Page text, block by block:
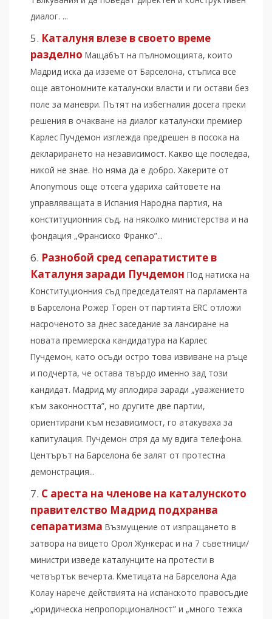
диалог. ...
Каталуня влезе в своето време
разделно Мащабът на пълномощията, които
Мадрид иска да изземе от Барселона, стъписа все
още автономните каталунски власти и ги остави без
поле за маневри. Пътят на избегналия досега преки
решения в очакване на диалог каталунски премиер
Карлес Пучдемон изглежда предрешен в посока на
декларирането на независимост. Какво ще последва,
никой не знае. Но няма да е добро. Хакерите от
Anonymous още отсега удариха сайтовете на
управляващата в Испания Народна партия, на
конституционния съд, на няколко министерства и на
фондация „Франсиско Франко”...
Разнобой сред сепаратистите в
Каталуня заради Пучдемон Под натиска на
Конституционния съд председателят на парламента
в Барселона Рожер Торен от партията ERC отложи
насроченото за днес заседание за лансиране на
новата премиерска кандидатура на Карлес
Пучдемон, като осъди остро това извиване на ръце
и подчерта, че остава твърдо именно зад този
кандидат. Мадрид му аплодира заради „уважението
към законността”, но другите две партии,
ориентирани към независимост, го атакуваха за
капитулация. Пучдемон спря да му вдига телефона.
Центърът на Барселона бе залят от протестна
демонстрация...
С ареста на членове на каталунското
правителство Мадрид подхранва
сепаратизма Възмущение от изпращането в
затвора на вицето Орол Жункерас и на 7 съветници/
министри изведе каталунците на протести в
четвъртък вечерта. Кметицата на Барселона Ада
Колау нарече действията на испанското правосъдие
„юридическа непропорционалност” и „много тежка